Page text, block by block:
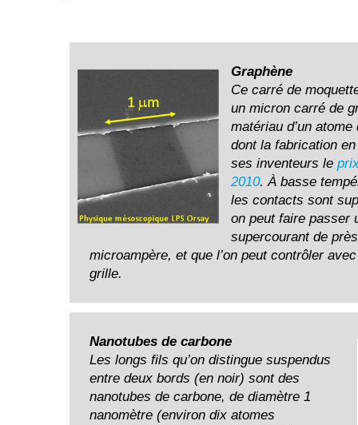
Graphène
Ce carré de
un micron carré de
matériau d’un atome
dont la fabrication
ses inventeurs le
2010. À basse
les contacts sont
on peut faire passer
supercourant de près
microampère, et que l’on peut contrôler
grille.
Nanotubes de carbone
Les longs fils qu’on distingue suspendus
entre deux bords (en noir) sont des
nanotubes de carbone, de diamètre 1
nanomètre (environ dix atomes